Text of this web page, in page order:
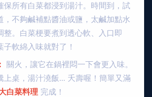
保所有白菜都浸到湯汁。時間到，試
，不夠鹹補點醬油或鹽，太鹹加點水
整。白菜梗要煮到透心軟、入口即
子軟綿入味就對了！
關火，讓它在鍋裡悶一下會更入味。
上桌，湯汁澆飯... 夭壽喔！簡單又滿
白菜料理 完成！